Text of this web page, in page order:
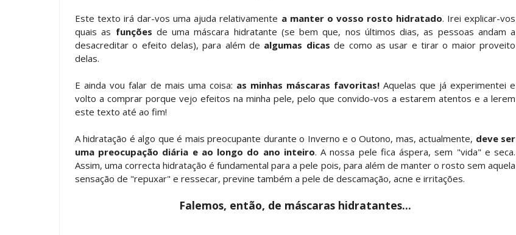
Este texto irá dar-vos uma ajuda relativamente a manter o vosso rosto hidratado. Irei explicar-vos
quais as funções de uma máscara hidratante (se bem que, nos últimos dias, as pessoas andam a
desacreditar o efeito delas), para além de algumas dicas de como as usar e tirar o maior proveito
delas.
E ainda vou falar de mais uma coisa: as minhas máscaras favoritas! Aquelas que já experimentei e
volto a comprar porque vejo efeitos na minha pele, pelo que convido-vos a estarem atentos e a lerem
este texto até ao fim!
A hidratação é algo que é mais preocupante durante o Inverno e o Outono, mas, actualmente, deve ser
uma preocupação diária e ao longo do ano inteiro. A nossa pele fica áspera, sem "vida" e seca.
Assim, uma correcta hidratação é fundamental para a pele pois, para além de manter o rosto sem aquela
sensação de "repuxar" e ressecar, previne também a pele de descamação, acne e irritações.
Falemos, então, de máscaras hidratantes...